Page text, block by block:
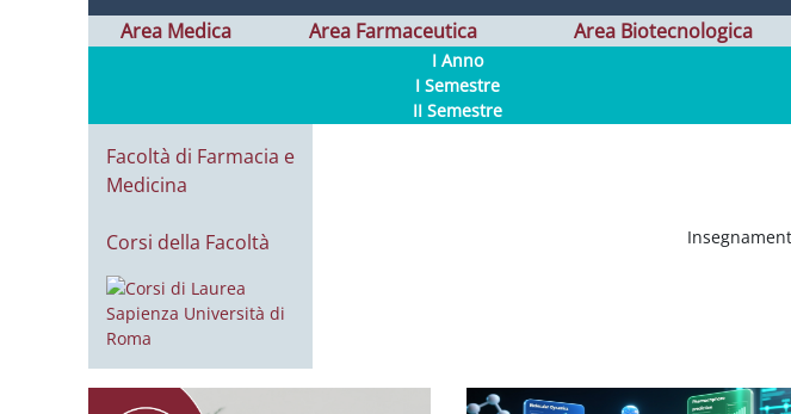
Area Medica Area Farmaceutica Area Biotecnologica
I Anno
I Semestre
II Semestre
Facoltà di Farmacia e
Medicina
Corsi della Facoltà